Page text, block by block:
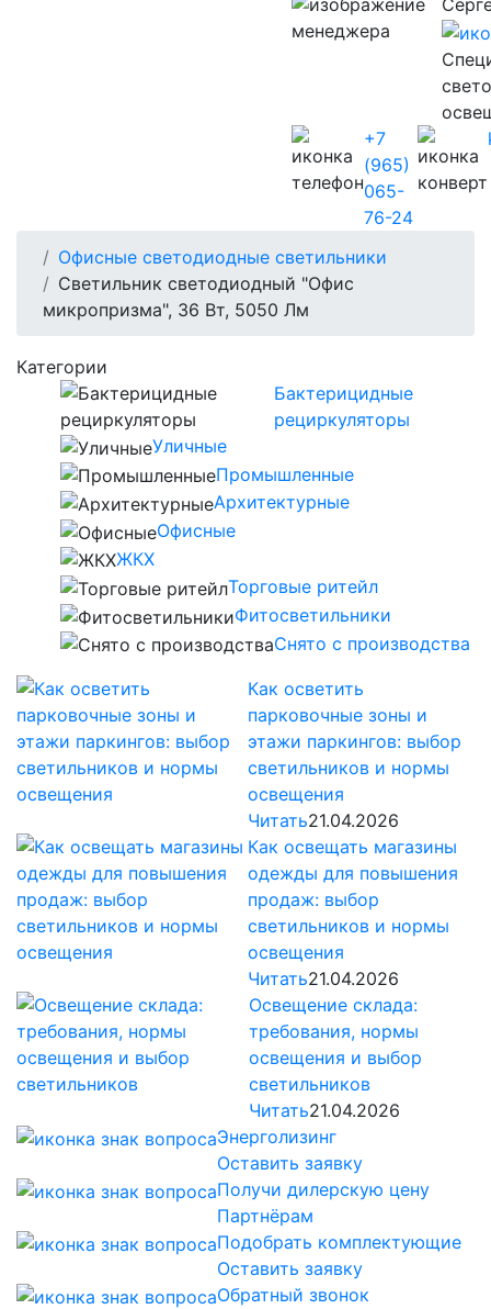
+7
(965)
065-
76-24
Офисные светодиодные светильники
Светильник светодиодный "Офис
микропризма", 36 Вт, 5050 Лм
Категории
Бактерицидные
рециркуляторы
Уличные
Промышленные
Архитектурные
Офисные
ЖКХ
Торговые ритейл
Фитосветильники
Снято с производства
Как осветить
парковочные зоны и
этажи паркингов: выбор
светильников и нормы
освещения
Читать21.04.2026
Как освещать магазины
одежды для повышения
продаж: выбор
светильников и нормы
освещения
Читать21.04.2026
Освещение склада:
требования, нормы
освещения и выбор
светильников
Читать21.04.2026
Энерголизинг
Оставить заявку
Получи дилерскую цену
Партнёрам
Подобрать комплектующие
Оставить заявку
Обратный звонок